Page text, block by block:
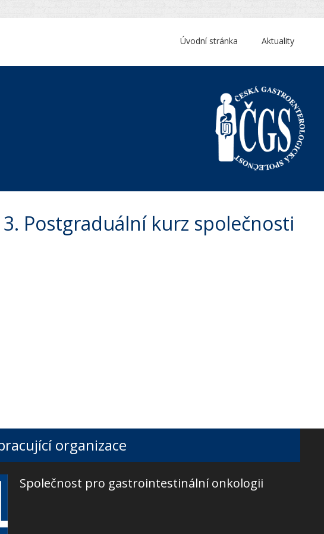
Aktuality
Úvodní stránka
Postgraduální kurz společnosti
organizace
Společnost pro gastrointestinální onkologii